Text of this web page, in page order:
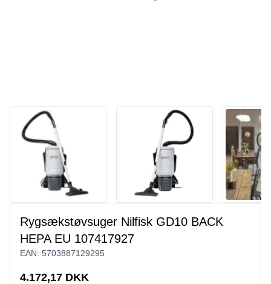
Rygsækstøvsuger Nilfisk GD10 BACK
HEPA EU 107417927
EAN: 5703887129295
4.172,17 DKK